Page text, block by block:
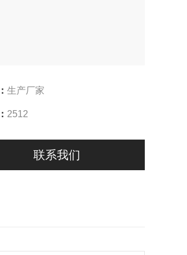
生产厂家
2512
联系我们